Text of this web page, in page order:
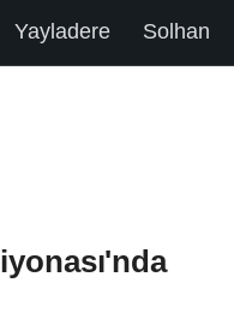
Yayladere Solhan